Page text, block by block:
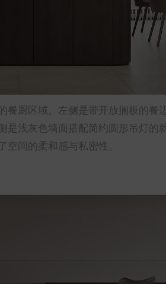
餐厨区域。左侧是带开放搁板的
是浅灰色墙面搭配简约圆形吊灯
空间的柔和感与私密性。